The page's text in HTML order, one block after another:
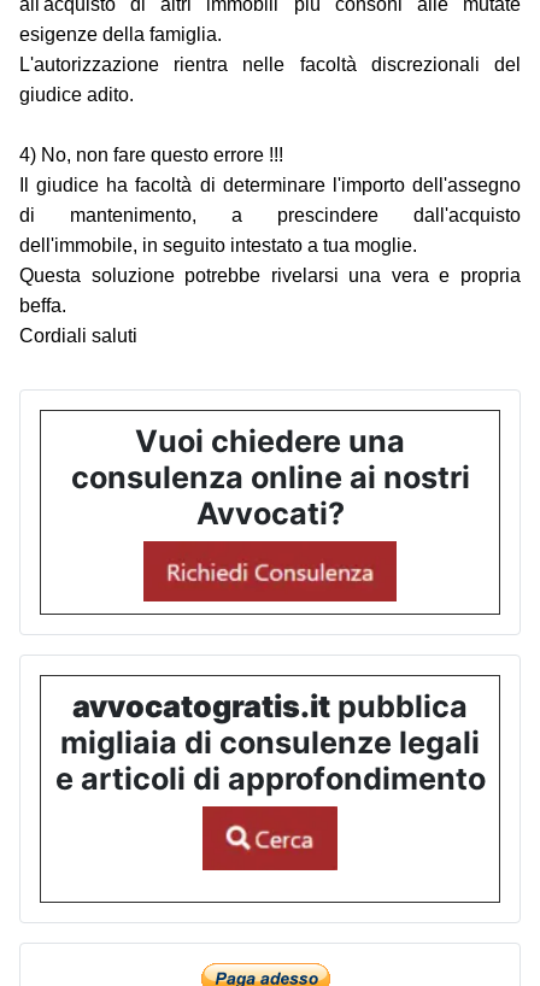
all'acquisto di altri immobili più consoni alle mutate
esigenze della famiglia.
L'autorizzazione rientra nelle facoltà discrezionali del
giudice adito.
4) No, non fare questo errore !!!
Il giudice ha facoltà di determinare l'importo dell'assegno
di mantenimento, a prescindere dall'acquisto
dell'immobile, in seguito intestato a tua moglie.
Questa soluzione potrebbe rivelarsi una vera e propria
beffa.
Cordiali saluti
Vuoi chiedere una
consulenza online ai nostri
Avvocati?
avvocatogratis.it pubblica
migliaia di consulenze legali
e articoli di approfondimento